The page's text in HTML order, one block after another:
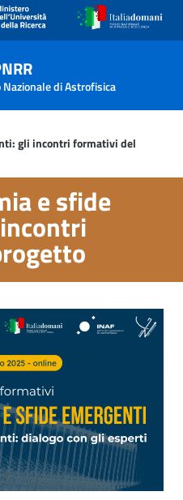
di Astrofisica
gli incontri formativi del
e sfide